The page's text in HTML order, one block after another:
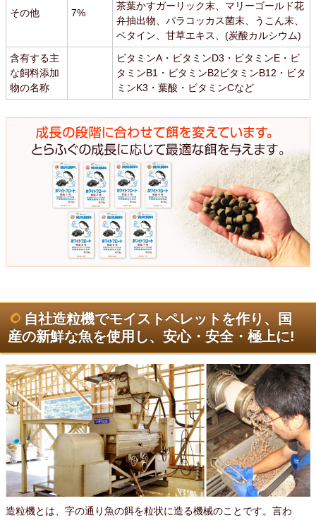
その他 7%
茶葉かすガーリック末、マリーゴールド花
弁抽出物、パラコッカス菌末、うこん末、
ベタイン、甘草エキス、(炭酸カルシウム)
含有する主
な飼料添加
物の名称
ビタミンA・ビタミンD3・ビタミンE・ビ
タミンB1・ビタミンB2ビタミンB12・ビタ
ミンK3・葉酸・ビタミンCなど
自社造粒機でモイストペレットを作り、国
産の新鮮な魚を使用し、安心・安全・極上に!
造粒機とは、字の通り魚の餌を粒状に造る機械のことです。言わ